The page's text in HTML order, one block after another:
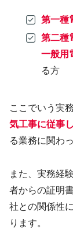
第一種
第二種
一般用
る方
ここでいう実
気工事に従事
る業務に関わ
また、実務経
者からの証明
社との関係性
ります。